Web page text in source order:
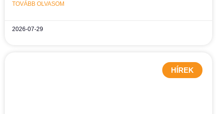
TOVÁBB OLVASOM
2026-07-29
HÍREK